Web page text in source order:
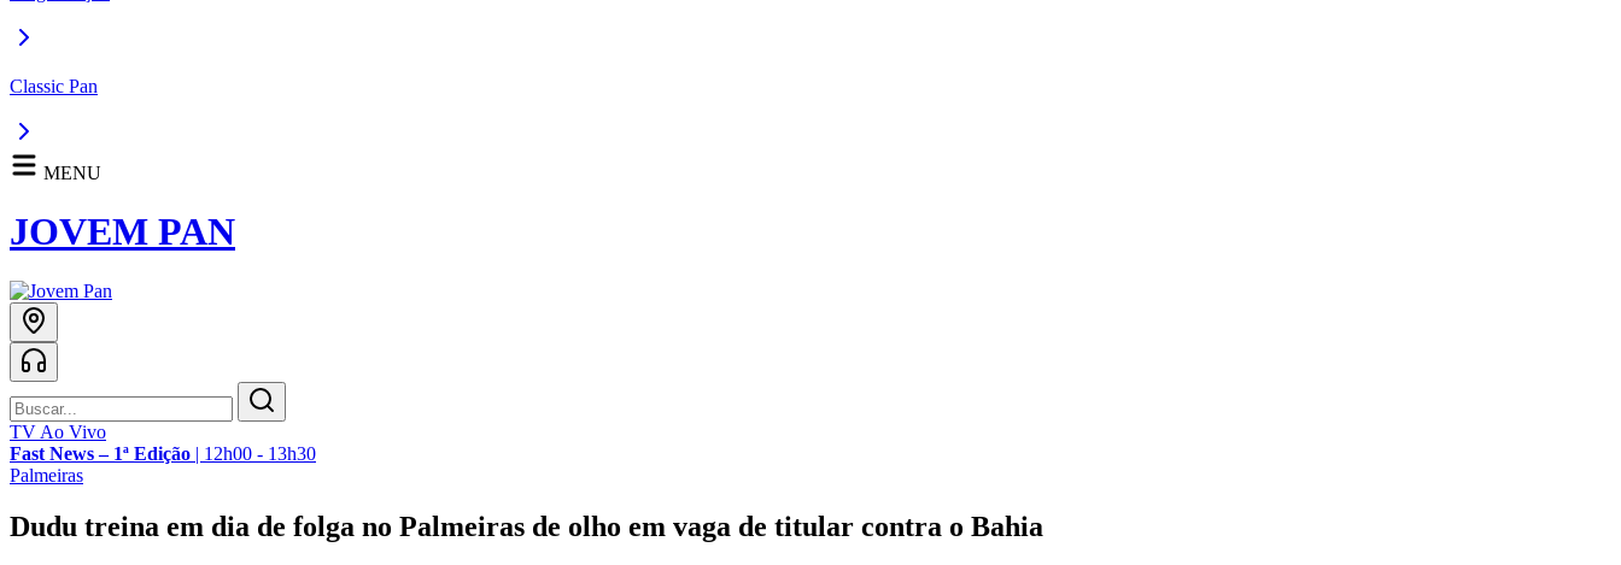
Classic Pan
MENU
JOVEM PAN
TV Ao Vivo
Fast News – 1ª Edição | 12h00 - 13h30
Palmeiras
Dudu treina em dia de folga no Palmeiras de olho em vaga de titular contra o Bahia